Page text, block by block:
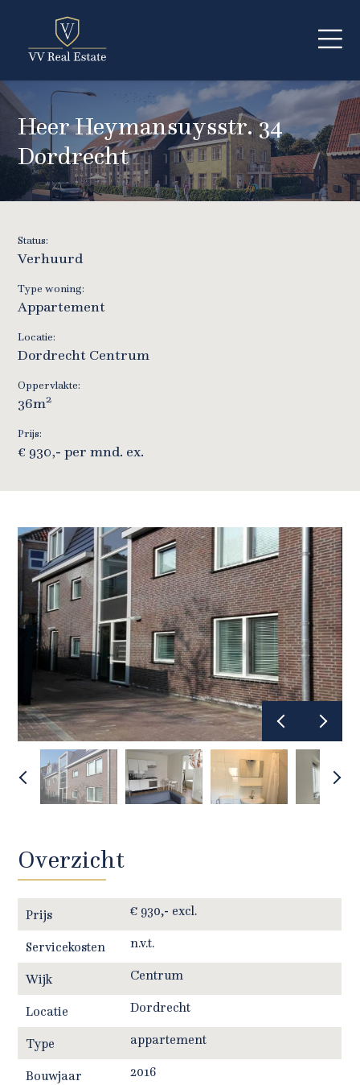
Heer Heymansuysstr. 34
Dordrecht
Status:
Verhuurd
Type woning:
Appartement
Locatie:
Dordrecht Centrum
Oppervlakte:
36m2
Prijs:
€ 930,- per mnd. ex.
Overzicht
Prijs € 930,- excl.
Servicekosten n.v.t.
Wijk Centrum
Locatie Dordrecht
Type appartement
Bouwjaar 2016